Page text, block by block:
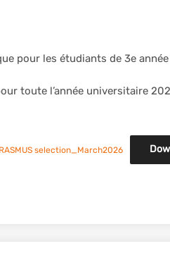
pour les étudiants de 3e année
toute l’année universitaire
selection_March2026